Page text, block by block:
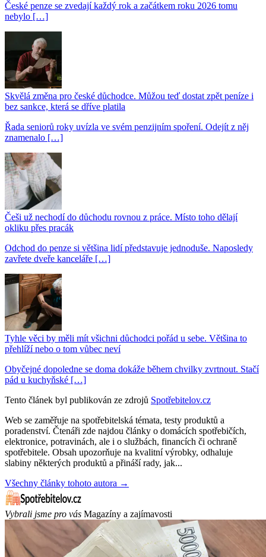
České penze se zvedají každý rok a začátkem roku 2026 tomu
nebylo […]
Skvělá změna pro české důchodce. Můžou teď dostat zpět peníze i
bez sankce, která se dříve platila
Řada seniorů roky uvízla ve svém penzijním spoření. Odejít z něj
znamenalo […]
Češi už nechodí do důchodu rovnou z práce. Místo toho dělají
okliku přes pracák
Odchod do penze si většina lidí představuje jednoduše. Naposledy
zavřete dveře kanceláře […]
Tyhle věci by měli mít všichni důchodci pořád u sebe. Většina to
přehlíží nebo o tom vůbec neví
Obyčejné dopoledne se doma dokáže během chvilky zvrtnout. Stačí
pád u kuchyňské […]
Tento článek byl publikován ze zdrojů Spotřebitelov.cz
Web se zaměřuje na spotřebitelská témata, testy produktů a
poradenství. Čtenáři zde najdou články o domácích spotřebičích,
elektronice, potravinách, ale i o službách, financích či ochraně
spotřebitele. Obsah upozorňuje na kvalitní výrobky, odhaluje
slabiny některých produktů a přináší rady, jak...
Všechny články tohoto autora →
Vybrali jsme pro vás Magazíny a zajímavosti